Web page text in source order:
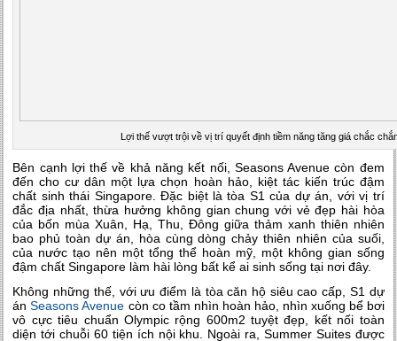
Lợi thế vượt trội về vị trí quyết định tiềm năng tăng giá chắc
Bên cạnh lợi thế về khả năng kết nối, Seasons Avenue còn đem
đến cho cư dân một lựa chọn hoàn hảo, kiệt tác kiến trúc đậm
chất sinh thái Singapore. Đặc biệt là tòa S1 của dự án, với vị trí
đắc địa nhất, thừa hưởng không gian chung với vẻ đẹp hài hòa
của bốn mùa Xuân, Hạ, Thu, Đông giữa thảm xanh thiên nhiên
bao phủ toàn dự án, hòa cùng dòng chảy thiên nhiên của suối,
của nước tạo nên một tổng thể hoàn mỹ, một không gian sống
đậm chất Singapore làm hài lòng bất kể ai sinh sống tại nơi đây.
Không những thế, với ưu điểm là tòa căn hộ siêu cao cấp, S1 dự
ánSeasons Avenue còn co tầm nhìn hoàn hảo, nhìn xuống bể bơi
vô cực tiêu chuẩn Olympic rộng 600m2 tuyệt đẹp, kết nối toàn
diện tới chuỗi 60 tiện ích nội khu. Ngoài ra, Summer Suites được